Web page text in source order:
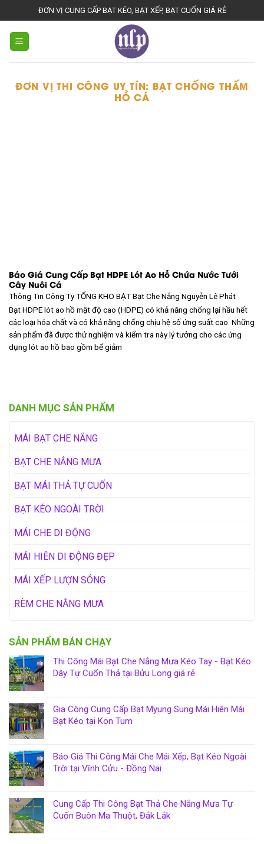
to
content
ĐƠN VỊ CUNG CẤP BẠT KÉO, BẠT XẾP, BẠT CUỐN GIÁ RẺ
ĐƠN VỊ THI CÔNG UY TÍN: BẠT CHỐNG THẤM
HỒ CÁ
DANH MỤC SẢN PHẨM
MÁI BẠT CHE NẮNG
BẠT CHE NẮNG MƯA
BẠT MÁI THẢ TỰ CUỐN
BẠT KÉO NGOÀI TRỜI
MÁI CHE DI ĐỘNG
MÁI HIÊN DI ĐỘNG ĐẸP
MÁI XẾP LƯỢN SÓNG
RÈM CHE NẮNG MƯA
SẢN PHẨM BÁN CHẠY
Thi Công Mái Bạt Che Nắng Mưa Kéo Tay - Bạt Kéo
Dây Tự Cuốn Thả tại Bửu Long giá rẻ
Gia Công Cung Cấp Bạt Myung Sung Mái Hiên Mái
Bạt Kéo tại Kon Tum
Báo Giá Thi Công Mái Che Mái Xếp, Bạt Kéo Ngoài
Trời tại Vĩnh Cửu - Đồng Nai
Cung Cấp Thi Công Bạt Thả Che Nắng Mưa Tự
Cuốn Buôn Ma Thuột, Đắk Lắk
Báo Giá Cung Cấp Bạt HDPE Lót Ao Hồ Chứa Nước Tưới
Cây Nuôi Cá
Thông Tin Công Ty TỔNG KHO BẠTBạt Che Nắng Nguyễn Lê Phát
Bạt HDPE lót ao hồ mật độ cao (HDPE) có khả năng chống lại hầu hết
các loại hóa chất và có khả năng chống chịu hệ số ứng suất cao. Những
sản phẩm đã được thử nghiệm và kiểm tra này lý tưởng cho các ứng
dụng lót ao hồ bao gồm bể giảm